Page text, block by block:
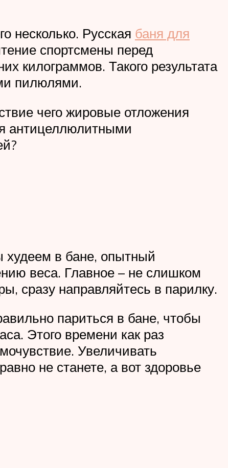
несколько. Русская баня для
спортсмены перед
килограммов. Такого результата
пилюлями.
чего жировые отложения
антицеллюлитными
худеем в бане, опытный
веса. Главное – не слишком
сразу направляйтесь в парилку.
париться в бане, чтобы
Этого времени как раз
Увеличивать
не станете, а вот здоровье